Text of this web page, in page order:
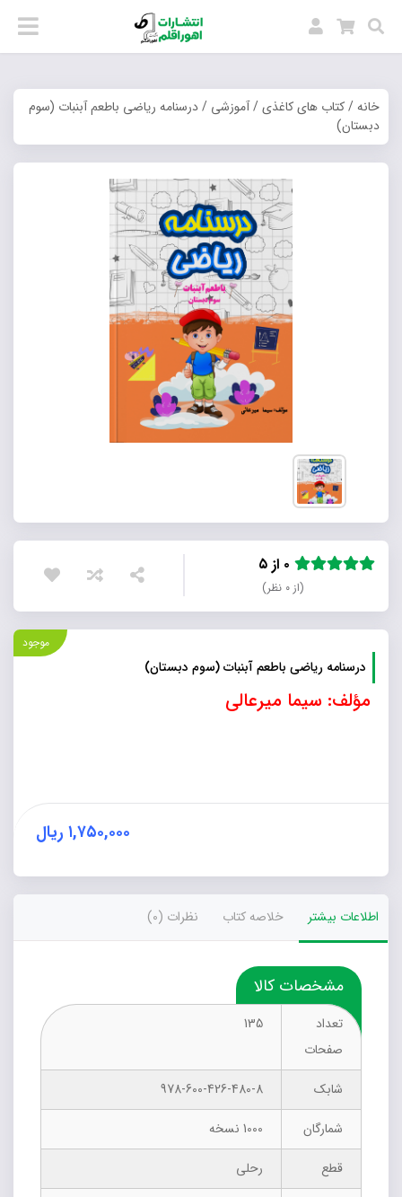
خانه/کتاب های کاغذی/آموزشی / درسنامه ریاضی باطعم آبنبات (سوم
دبستان)
(از ۰ نظر)
موجود
درسنامه ریاضی باطعم آبنبات (سوم دبستان)
مؤلف: سیما میرعالی
باطعم
عدد
۱,۷۵۰,۰۰۰ ریال
اطلاعات بیشتر خلاصه کتاب نظرات (0)
مشخصات کالا
تعداد
صفحات
135
شابک
978-600-426-480-8
شمارگان
1000 نسخه
قطع
رحلی